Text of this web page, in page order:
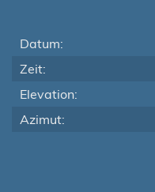
Datum:
Zeit:
Elevation:
Azimut: